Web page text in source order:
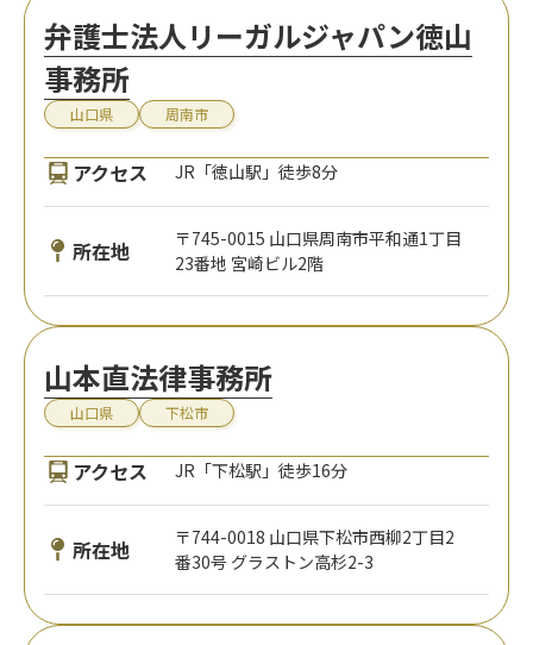
弁護士法人リーガルジャパン徳山
事務所
山口県 周南市
アクセス JR「徳山駅」徒歩8分
所在地
〒745-0015 山口県周南市平和通1丁目
23番地 宮崎ビル2階
山本直法律事務所
山口県 下松市
アクセス JR「下松駅」徒歩16分
所在地
〒744-0018 山口県下松市西柳2丁目2
番30号 グラストン高杉2-3